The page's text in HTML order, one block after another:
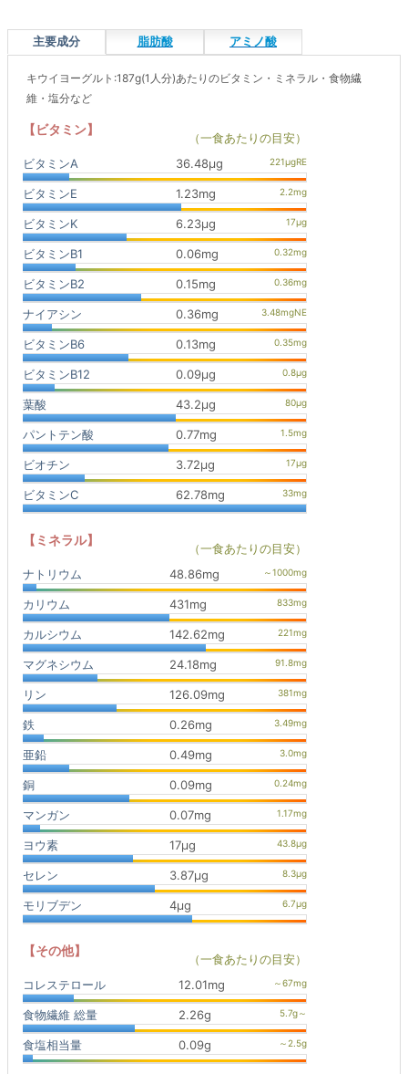
主要成分 脂肪酸 アミノ酸
キウイヨーグルト:187g(1人分)あたりのビタミン・ミネラル・食物繊
維・塩分など
【ビタミン】
（一食あたりの目安）
ビタミンA
36.48μg
ビタミンE 1.23mg
ビタミンK 6.23μg
ビタミンB1 0.06mg
ビタミンB2 0.15mg
ナイアシン 0.36mg
ビタミンB6 0.13mg
ビタミンB12 0.09μg
葉酸 43.2μg
パントテン酸 0.77mg
ビオチン 3.72μg
ビタミンC 62.78mg
【ミネラル】
（一食あたりの目安）
ナトリウム
48.86mg
カリウム 431mg
カルシウム 142.62mg
マグネシウム 24.18mg
リン 126.09mg
鉄 0.26mg
亜鉛 0.49mg
銅 0.09mg
マンガン 0.07mg
ヨウ素 17μg
セレン 3.87μg
モリブデン 4μg
【その他】
（一食あたりの目安）
コレステロール
12.01mg
食物繊維 総量 2.26g
食塩相当量 0.09g